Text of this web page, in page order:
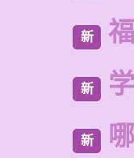
新
新
新